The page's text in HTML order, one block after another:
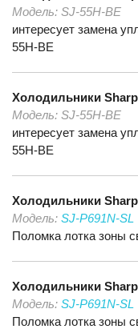
Модель: SJ-55H-BE
интересует замена
55H-BE
Холодильники Sharp
Модель: SJ-55H-BE
интересует замена
55H-BE
Холодильники Sharp
Модель: SJ-P691N-SL
Поломка лотка зоны
Холодильники Sharp
Модель: SJ-P691N-SL
Поломка лотка зоны